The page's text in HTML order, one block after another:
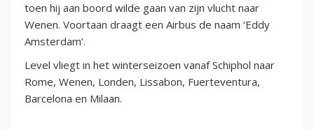
toen hij aan boord wilde gaan van zijn vlucht naar
Wenen. Voortaan draagt een Airbus de naam ‘Eddy
Amsterdam’.
Level vliegt in het winterseizoen vanaf Schiphol naar
Rome, Wenen, Londen, Lissabon, Fuerteventura,
Barcelona en Milaan.